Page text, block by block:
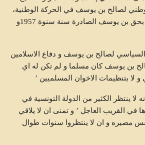
لصالح بن يوسف في الحركة الوطنية،
و إسقاط احاكم الاعدام بحق بن يوسف الصادرة سنة سنوة 1957و
السياسي لصالح بن يوسف و دفاع الاسلامين
بن يوسف كان مسلما و لم تكن له اي
و لا بتنظيمات الاخوان المسلميين ’
ينتظر الكثير من الدولة التونسية في
في القريب العاجل ’ و تمنى ان لا يلاقي
نفس مصيره و ان لا ينتظروا سنوات طوال